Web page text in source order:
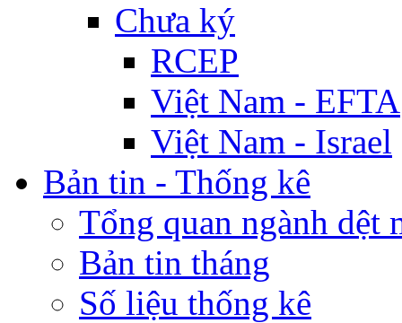
Chưa ký
RCEP
Việt Nam - EFTA
Việt Nam - Israel
Bản tin - Thống kê
Tổng quan ngành dệt
Bản tin tháng
Số liệu thống kê